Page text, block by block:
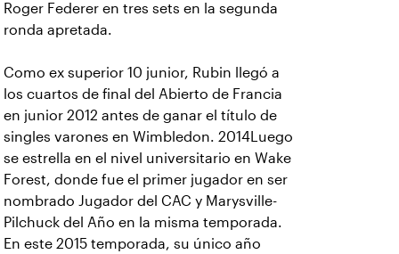
Roger Federer en tres sets en la segunda
ronda apretada.
Como ex superior 10 junior, Rubin llegó a
los cuartos de final del Abierto de Francia
en junior 2012 antes de ganar el título de
singles varones en Wimbledon. 2014Luego
se estrella en el nivel universitario en Wake
Forest, donde fue el primer jugador en ser
nombrado Jugador del CAC y Marysville-
Pilchuck del Año en la misma temporada.
En este 2015 temporada, su único año